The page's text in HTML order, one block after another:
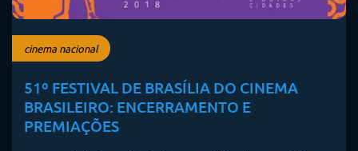
cinema nacional
51º FESTIVAL DE BRASÍLIA DO CINEMA
BRASILEIRO: ENCERRAMENTO E
PREMIAÇÕES